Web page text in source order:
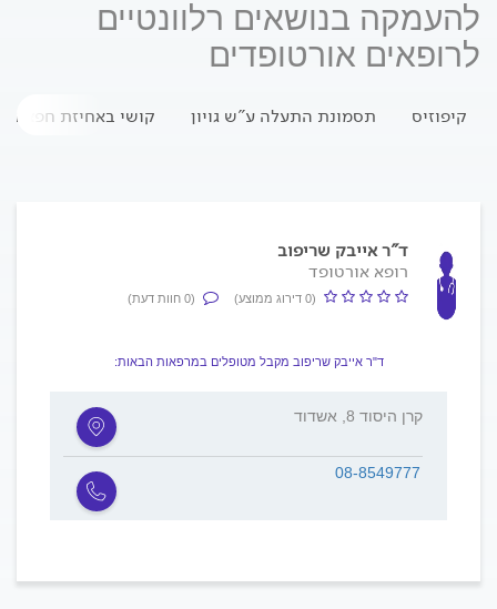
להעמקה בנושאים רלוונטיים
לרופאים אורטופדים
קיפוזיס תסמונת התעלה ע"ש גויון קושי באחיזת חפצים
ד"ר אייבק שריפוב
רופא אורטופד
(0 דירוג ממוצע) (0 חוות דעת)
ד"ר אייבק שריפוב מקבל מטופלים במרפאות הבאות:
קרן היסוד 8, אשדוד
08-8549777